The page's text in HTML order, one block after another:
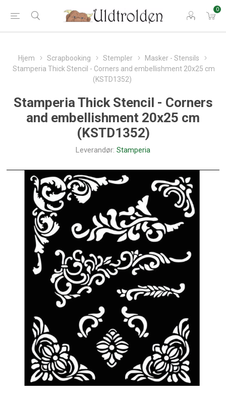
0
Hjem Scrapbooking Stempler
Masker - Stensils
Stamperia Thick Stencil - Corners and embellishment 20x25 cm
(KSTD1352)
Stamperia Thick Stencil - Corners
and embellishment 20x25 cm
(KSTD1352)
Leverandør: Stamperia